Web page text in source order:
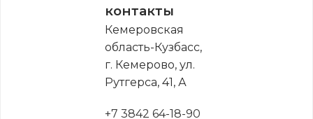
контакты
Кемеровская
область-Кузбасс,
г. Кемерово, ул.
Рутгерса, 41, А
+7 3842 64-18-90